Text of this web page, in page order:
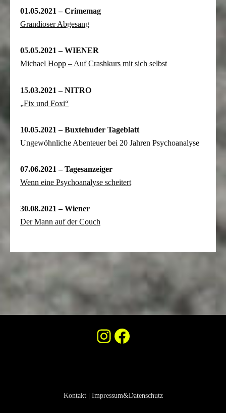
01.05.2021 – Crimemag
Grandioser Abgesang
05.05.2021 – WIENER
Michael Hopp – Auf Crashkurs mit sich selbst
15.03.2021 – NITRO
„Fix und Foxi“
10.05.2021 – Buxtehuder Tageblatt
Ungewöhnliche Abenteuer bei 20 Jahren Psychoanalyse
07.06.2021 – Tagesanzeiger
Wenn eine Psychoanalyse scheitert
30.08.2021 – Wiener
Der Mann auf der Couch
Instagram
Facebook
Kontakt| Impressum&Datenschutz